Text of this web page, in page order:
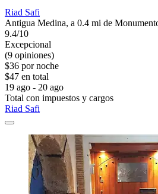
Riad Safi
Antigua Medina, a 0.4 mi de
9.4/10
Excepcional
(9 opiniones)
$36 por noche
$47 en total
19 ago - 20 ago
Total con impuestos y cargos
Riad Safi